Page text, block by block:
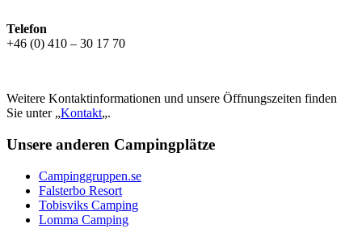
Telefon
+46 (0) 410 – 30 17 70
Weitere Kontaktinformationen und unsere Öffnungszeiten finden
Sie unter „Kontakt„.
Unsere anderen Campingplätze
Campinggruppen.se
Falsterbo Resort
Tobisviks Camping
Lomma Camping